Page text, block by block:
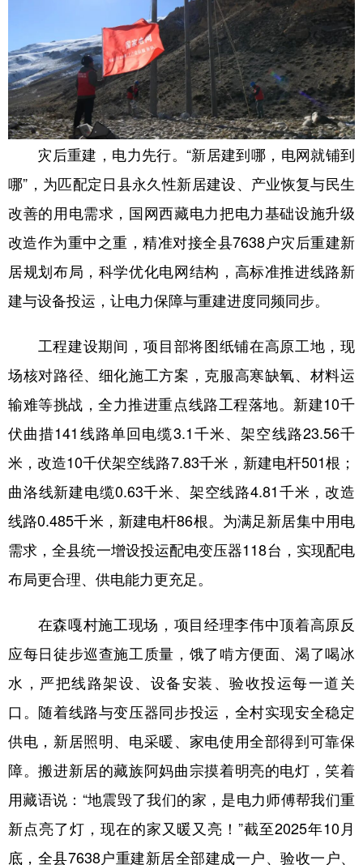
灾后重建，电力先行。“新居建到哪，电网就铺到
哪”，为匹配定日县永久性新居建设、产业恢复与民生
改善的用电需求，国网西藏电力把电力基础设施升级
改造作为重中之重，精准对接全县7638户灾后重建新
居规划布局，科学优化电网结构，高标准推进线路新
建与设备投运，让电力保障与重建进度同频同步。
工程建设期间，项目部将图纸铺在高原工地，现
场核对路径、细化施工方案，克服高寒缺氧、材料运
输难等挑战，全力推进重点线路工程落地。新建10千
伏曲措141线路单回电缆3.1千米、架空线路23.56千
米，改造10千伏架空线路7.83千米，新建电杆501根；
曲洛线新建电缆0.63千米、架空线路4.81千米，改造
线路0.485千米，新建电杆86根。为满足新居集中用电
需求，全县统一增设投运配电变压器118台，实现配电
布局更合理、供电能力更充足。
在森嘎村施工现场，项目经理李伟中顶着高原反
应每日徒步巡查施工质量，饿了啃方便面、渴了喝冰
水，严把线路架设、设备安装、验收投运每一道关
口。随着线路与变压器同步投运，全村实现安全稳定
供电，新居照明、电采暖、家电使用全部得到可靠保
障。搬进新居的藏族阿妈曲宗摸着明亮的电灯，笑着
用藏语说：“地震毁了我们的家，是电力师傅帮我们重
新点亮了灯，现在的家又暖又亮！”截至2025年10月
底，全县7638户重建新居全部建成一户、验收一户、